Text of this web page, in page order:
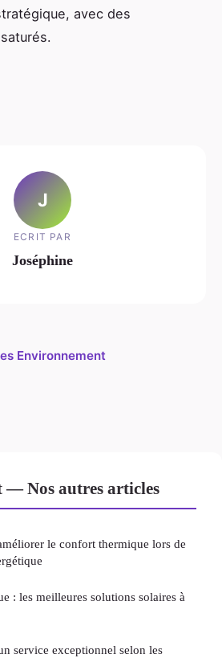
avec des
J
ECRIT PAR
Joséphine
Environnement
— Nos autres articles
le confort thermique lors de
: les meilleures solutions solaires à
service exceptionnel selon les